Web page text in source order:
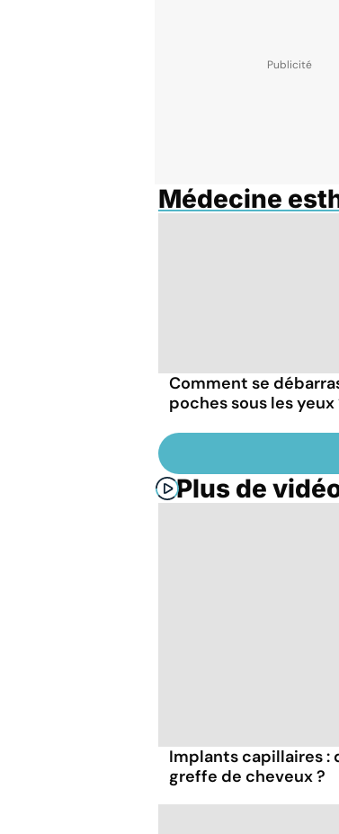
Médecine
Comment se
poches sous les yeux
Plus de
Implants capillaires :
greffe de cheveux ?